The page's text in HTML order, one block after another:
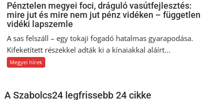
Pénztelen megyei foci, dráguló vasútfejlesztés:
mire jut és mire nem jut pénz vidéken – független
vidéki lapszemle
A sas felszáll – egy tokaji fogadó hatalmas gyarapodása.
Kifeketített részekkel adták ki a kínaiakkal aláírt...
Megyei hírek
A Szabolcs24 legfrissebb 24 cikke